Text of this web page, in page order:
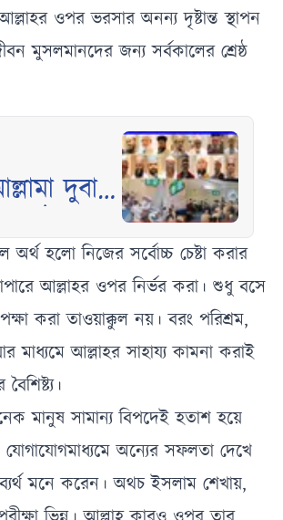
ওপর ভরসার অনন্য দৃষ্টান্ত স্থাপন
মুসলমানদের জন্য সর্বকালের শ্রেষ্ঠ
দুবাগী
অর্থ হলো নিজের সর্বোচ্চ চেষ্টা করার
আল্লাহর ওপর নির্ভর করা। শুধু বসে
করা তাওয়াক্কুল নয়। বরং পরিশ্রম,
মাধ্যমে আল্লাহর সাহায্য কামনা করাই
মানুষ সামান্য বিপদেই হতাশ হয়ে
অন্যের সফলতা দেখে
মনে করেন। অথচ ইসলাম শেখায়,